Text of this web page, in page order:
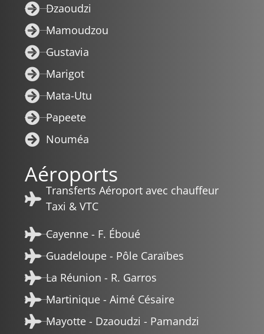
Dzaoudzi
Mamoudzou
Gustavia
Marigot
Mata-Utu
Papeete
Nouméa
Aéroports
Transferts Aéroport avec chauffeur
Taxi & VTC
Cayenne - F. Éboué
Guadeloupe - Pôle Caraïbes
La Réunion - R. Garros
Martinique - Aimé Césaire
Mayotte - Dzaoudzi - Pamandzi